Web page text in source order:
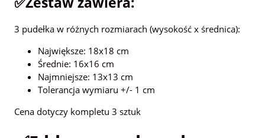
3 pudełka w różnych rozmiarach (wysokość x średnica):
Największe: 18x18 cm
Średnie: 16x16 cm
Najmniejsze: 13x13 cm
Tolerancja wymiaru +/- 1 cm
Cena dotyczy kompletu 3 sztuk